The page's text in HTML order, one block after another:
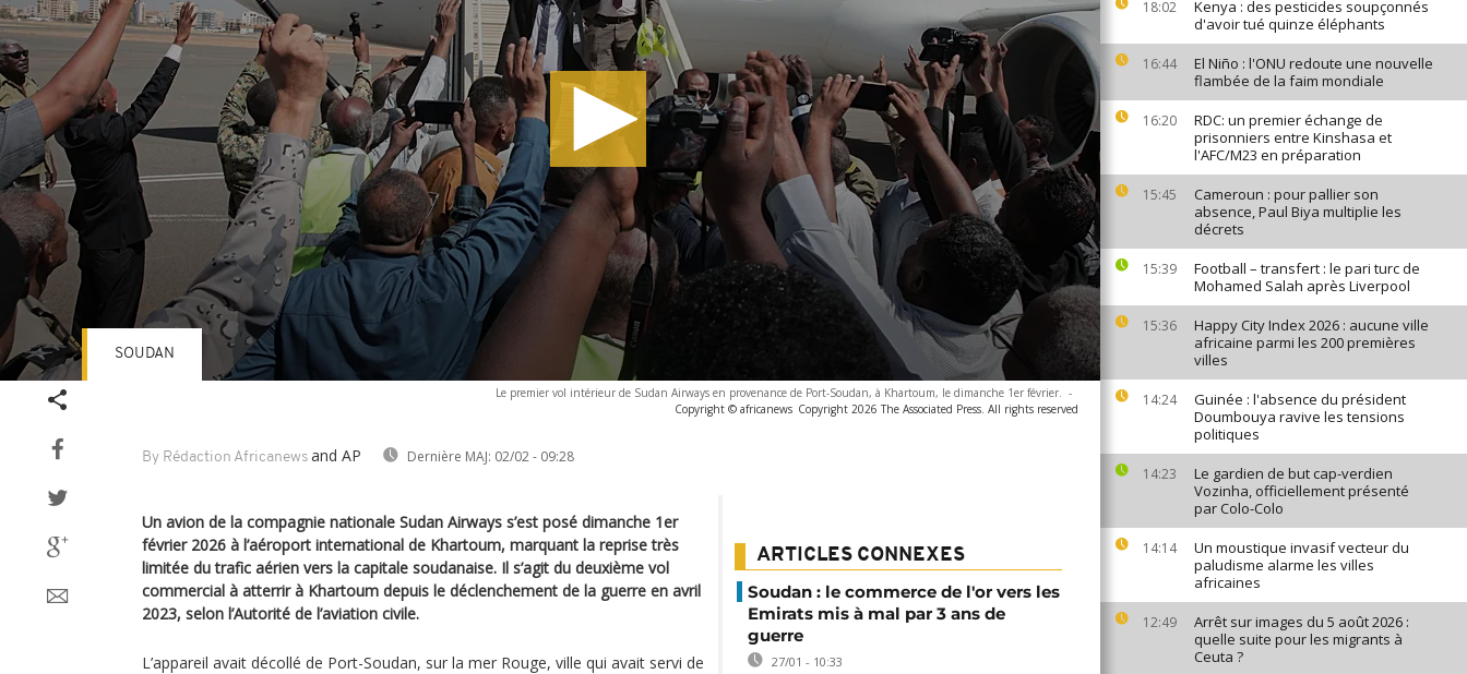
18:02
Kenya : des pesticides soupçonnés
d'avoir tué quinze éléphants
16:44
El Niño : l'ONU redoute une nouvelle
flambée de la faim mondiale
16:20
RDC: un premier échange de
prisonniers entre Kinshasa et
l'AFC/M23 en préparation
15:45
Cameroun : pour pallier son
absence, Paul Biya multiplie les
décrets
15:39
Football – transfert : le pari turc de
Mohamed Salah après Liverpool
15:36
Happy City Index 2026 : aucune ville
africaine parmi les 200 premières
villes
14:24
Guinée : l'absence du président
Doumbouya ravive les tensions
politiques
14:23
Le gardien de but cap-verdien
Vozinha, officiellement présenté
par Colo-Colo
14:14
Un moustique invasif vecteur du
paludisme alarme les villes
africaines
12:49
Arrêt sur images du 5 août 2026 :
quelle suite pour les migrants à
Ceuta ?
Le premier vol intérieur de Sudan Airways en provenance de Port-Soudan, à Khartoum, le dimanche 1er février. -
Copyright © africanews Copyright 2026 The Associated Press. All rights reserved
By Rédaction Africanews and AP Dernière MAJ: 02/02 - 09:28
SOUDAN
Un avion de la compagnie nationale Sudan Airways s’est posé dimanche 1er
février 2026 à l’aéroport international de Khartoum, marquant la reprise très
limitée du trafic aérien vers la capitale soudanaise. Il s’agit du deuxième vol
commercial à atterrir à Khartoum depuis le déclenchement de la guerre en avril
2023, selon l’Autorité de l’aviation civile.
L’appareil avait décollé de Port-Soudan, sur la mer Rouge, ville qui avait servi de
ARTICLES CONNEXES
Soudan : le commerce de l'or vers les
Emirats mis à mal par 3 ans de
guerre
27/01 - 10:33